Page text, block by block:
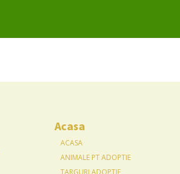
Acasa
ACASA
ANIMALE PT ADOPTIE
TARGURI ADOPTIE